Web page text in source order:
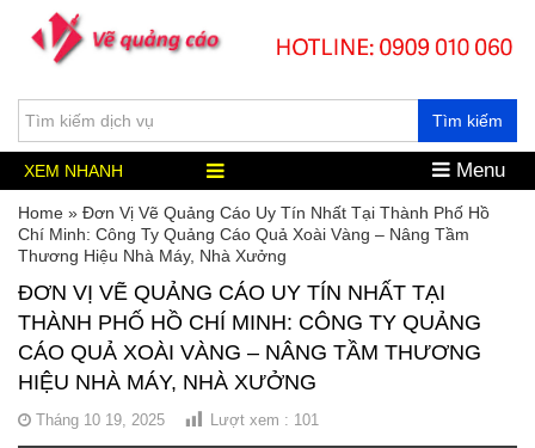
Tìm kiếm
XEM NHANH Menu
Home » Đơn Vị Vẽ Quảng Cáo Uy Tín Nhất Tại Thành Phố Hồ
Chí Minh: Công Ty Quảng Cáo Quả Xoài Vàng – Nâng Tầm
Thương Hiệu Nhà Máy, Nhà Xưởng
ĐƠN VỊ VẼ QUẢNG CÁO UY TÍN NHẤT TẠI
THÀNH PHỐ HỒ CHÍ MINH: CÔNG TY QUẢNG
CÁO QUẢ XOÀI VÀNG – NÂNG TẦM THƯƠNG
HIỆU NHÀ MÁY, NHÀ XƯỞNG
Tháng 10 19, 2025 Lượt xem : 101